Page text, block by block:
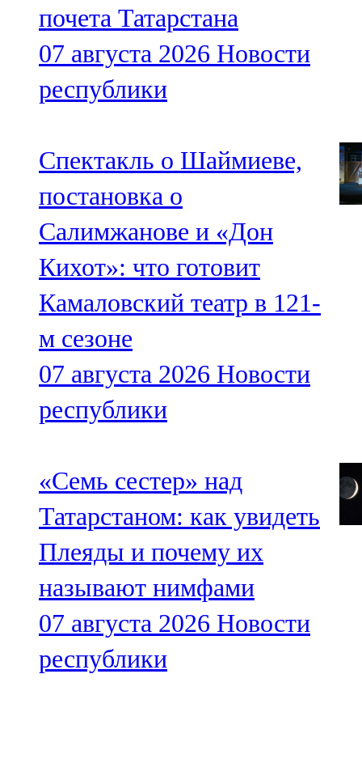
почета Татарстана
07 августа 2026 Новости
республики
Спектакль о Шаймиеве,
постановка о
Салимжанове и «Дон
Кихот»: что готовит
Камаловский театр в 121-
м сезоне
07 августа 2026 Новости
республики
«Семь сестер» над
Татарстаном: как увидеть
Плеяды и почему их
называют нимфами
07 августа 2026 Новости
республики